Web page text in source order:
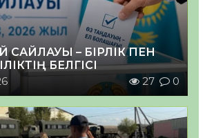
САЙЛАУЫ – БІРЛІК ПЕН
БЕЛГІСІ
27 0